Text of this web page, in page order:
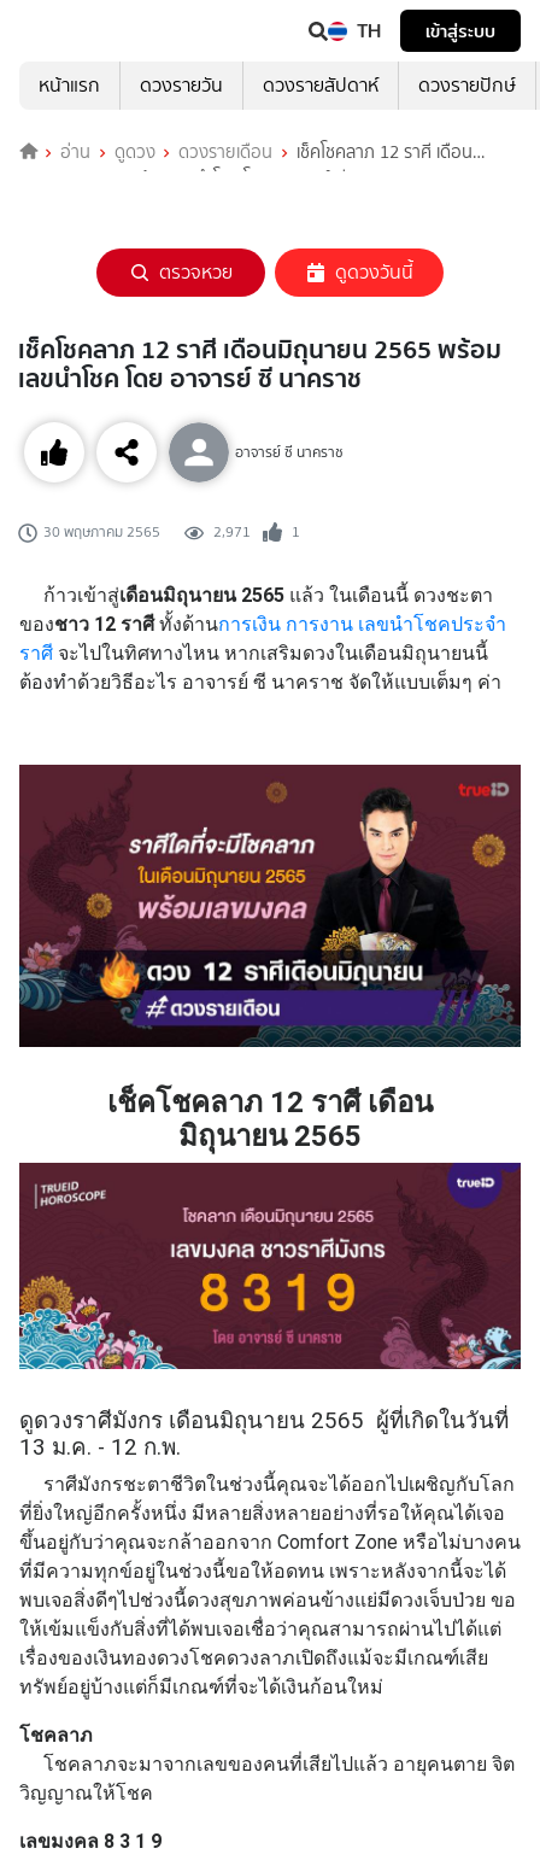
TH
เข้าสู่ระบบ
หน้าแรก
ดวงรายวัน ดวงรายสัปดาห์ ดวงรายปักษ์
อ่าน ดูดวง ดวงรายเดือน
เช็คโชคลาภ 12 ราศี เดือน
มิถุนายน 2565 พร้อมเลขนำโชค โดย อาจารย์ ซี นาคราช
ตรวจหวย ดูดวงวันนี้
เช็คโชคลาภ 12 ราศี เดือนมิถุนายน 2565 พร้อม
เลขนำโชค โดย อาจารย์ ซี นาคราช
อาจารย์ ซี นาคราช
30 พฤษภาคม 2565 2,971 1
ก้าวเข้าสู่เดือนมิถุนายน 2565 แล้ว ในเดือนนี้ ดวงชะตา
ของชาว 12 ราศีทั้งด้านการเงิน การงาน เลขนำโชคประจำ
ราศี จะไปในทิศทางไหน หากเสริมดวงในเดือนมิถุนายนนี้
ต้องทำด้วยวิธีอะไร อาจารย์ ซี นาคราช จัดให้แบบเต็มๆ ค่า
เช็คโชคลาภ 12 ราศี เดือน
มิถุนายน2565
ดูดวงราศีมังกร เดือนมิถุนายน 2565 ผู้ที่เกิดในวันที่
13 ม.ค. - 12 ก.พ.
ราศีมังกรชะตาชีวิตในช่วงนี้คุณจะได้ออกไปเผชิญกับโลก
ที่ยิ่งใหญ่อีกครั้งหนึ่ง มีหลายสิ่งหลายอย่างที่รอให้คุณได้เจอ
ขึ้นอยู่กับว่าคุณจะกล้าออกจาก Comfort Zone หรือไม่บางคน
ที่มีความทุกข์อยู่ในช่วงนี้ขอให้อดทน เพราะหลังจากนี้จะได้
พบเจอสิ่งดีๆไปช่วงนี้ดวงสุขภาพค่อนข้างแย่มีดวงเจ็บป่วย ขอ
ให้เข้มแข็งกับสิ่งที่ได้พบเจอเชื่อว่าคุณสามารถผ่านไปได้แต่
เรื่องของเงินทองดวงโชคดวงลาภเปิดถึงแม้จะมีเกณฑ์เสีย
ทรัพย์อยู่บ้างแต่ก็มีเกณฑ์ที่จะได้เงินก้อนใหม่
โชคลาภ
โชคลาภจะมาจากเลขของคนที่เสียไปแล้ว อายุคนตาย จิต
วิญญาณให้โชค
เลขมงคล 8 3 1 9